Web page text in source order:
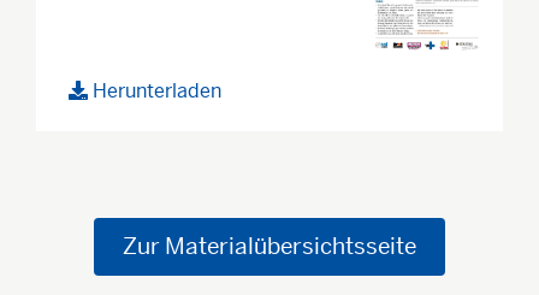
Herunterladen
Zur Materialübersichtsseite